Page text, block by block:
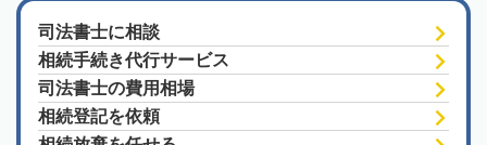
司法書士に相談
相続手続き代行サービス
司法書士の費用相場
相続登記を依頼